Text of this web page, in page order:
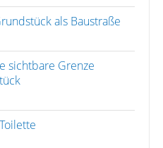
als Baustraße
sichtbare Grenze